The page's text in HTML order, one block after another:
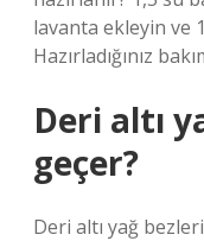
lavanta ekleyin ve
Hazırladığınız
Deri altı
geçer?
Deri altı yağ